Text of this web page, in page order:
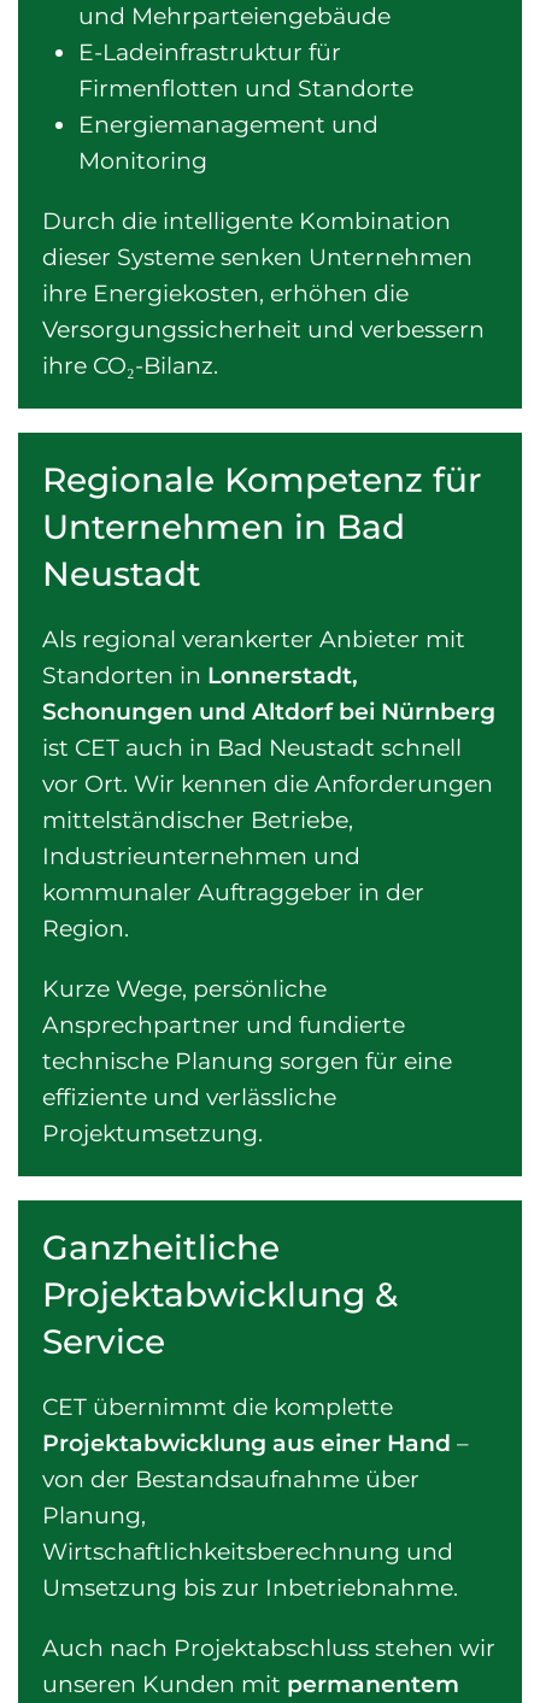
und Mehrparteiengebäude
E-Ladeinfrastruktur für
Firmenflotten und Standorte
Energiemanagement und
Monitoring
Durch die intelligente Kombination
dieser Systeme senken Unternehmen
ihre Energiekosten, erhöhen die
Versorgungssicherheit und verbessern
ihre CO₂-Bilanz.
Regionale Kompetenz für
Unternehmen in Bad
Neustadt
Als regional verankerter Anbieter mit
Standorten in Lonnerstadt,
Schonungen und Altdorf bei Nürnberg
ist CET auch in Bad Neustadt schnell
vor Ort. Wir kennen die Anforderungen
mittelständischer Betriebe,
Industrieunternehmen und
kommunaler Auftraggeber in der
Region.
Kurze Wege, persönliche
Ansprechpartner und fundierte
technische Planung sorgen für eine
effiziente und verlässliche
Projektumsetzung.
Ganzheitliche
Projektabwicklung &
Service
CET übernimmt die komplette
Projektabwicklung aus einer Hand –
von der Bestandsaufnahme über
Planung,
Wirtschaftlichkeitsberechnung und
Umsetzung bis zur Inbetriebnahme.
Auch nach Projektabschluss stehen wir
unseren Kunden mit permanentem